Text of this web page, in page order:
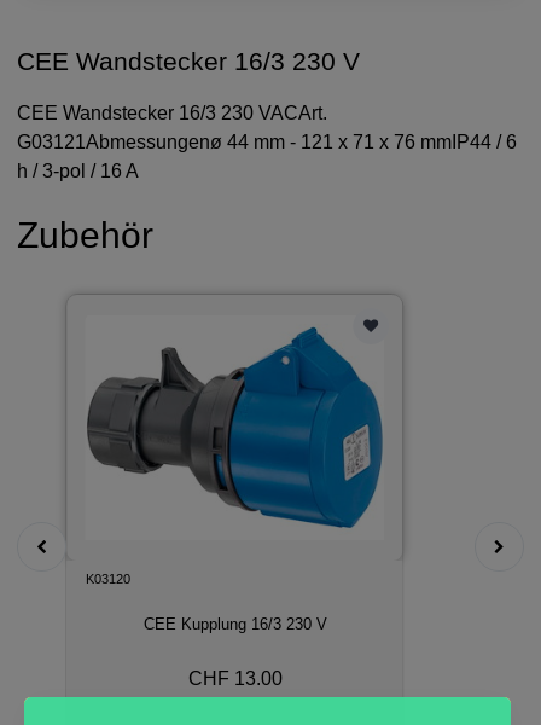
CEE Wandstecker 16/3 230 V
CEE Wandstecker 16/3 230 VACArt.
G03121Abmessungenø 44 mm - 121 x 71 x 76 mmIP44 / 6
h / 3-pol / 16 A
Zubehör
K03120
CEE Kupplung 16/3 230 V
CHF 13.00